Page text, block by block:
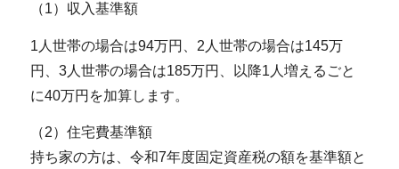
（1）収入基準額
1人世帯の場合は94万円、2人世帯の場合は145万
円、3人世帯の場合は185万円、以降1人増えるごと
に40万円を加算します。
（2）住宅費基準額
持ち家の方は、令和7年度固定資産税の額を基準額と